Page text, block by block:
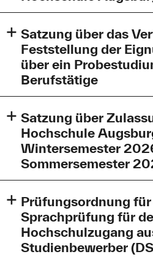
09.06.2026)
Zweite-Aenderungssatzung-
Konsolidierte-Fassung-
Satzung über das Verfahren
Immatrikulation,
Exmatrikulation an der
Augsburg vom 10.11.2025 in
nicht amtlichen - Fassung der
Änderungssatzung vom
01.05.2026)
(90,0 KB)
Satzung über das
Feststellung der
über ein
Berufstätige
Satzung über
Hochschule
Wintersemester
Sommersemester
KB)
Prüfungsordnung
Sprachprüfung für
Hochschulzugang
Studienbewerber